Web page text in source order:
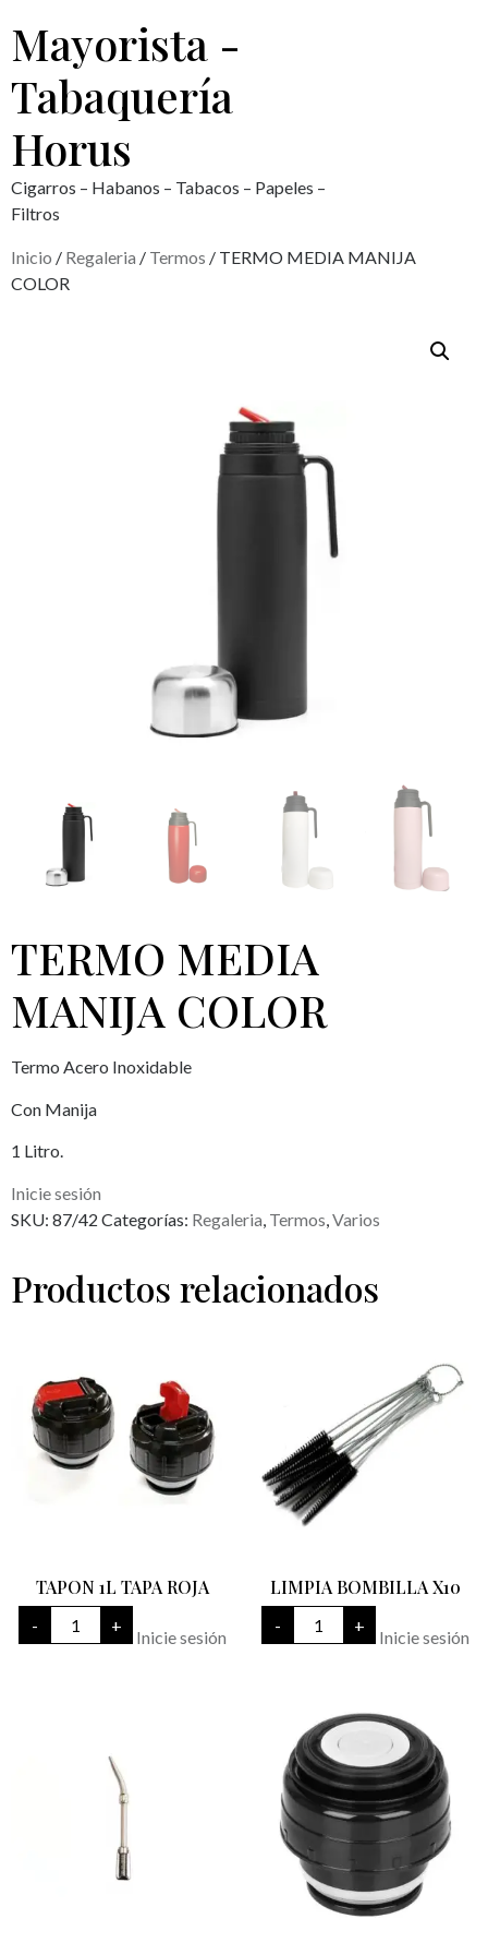
Mayorista -
Tabaquería
Horus
Cigarros – Habanos – Tabacos – Papeles –
Filtros
Inicio / Regaleria / Termos / TERMO MEDIA MANIJA
COLOR
TERMO MEDIA
MANIJA COLOR
Termo Acero Inoxidable
Con Manija
1 Litro.
Inicie sesión
SKU: 87/42 Categorías: Regaleria Termos Varios
Productos relacionados
TAPON 1L TAPA ROJA
-
TAPON
TAPA
+
Inicie sesión
LIMPIA BOMBILLA X10
-
LIMPIA
BOMBILLA
X10
+
Inicie sesión